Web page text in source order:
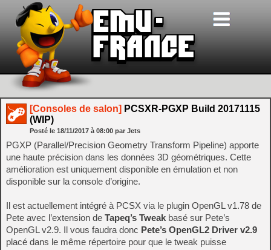
[Consoles de salon] PCSXR-PGXP Build 20171115
(WIP)
Posté le 18/11/2017 à 08:00 par Jets
PGXP (Parallel/Precision Geometry Transform Pipeline) apporte
une haute précision dans les données 3D géométriques. Cette
amélioration est uniquement disponible en émulation et non
disponible sur la console d’origine.
Il est actuellement intégré à PCSX via le plugin OpenGL v1.78 de
Pete avec l’extension de Tapeq’s Tweak basé sur Pete’s
OpenGL v2.9. Il vous faudra donc Pete’s OpenGL2 Driver v2.9
placé dans le même répertoire pour que le tweak puisse